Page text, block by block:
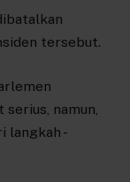
tersebut.
serius, namun,
langkah -